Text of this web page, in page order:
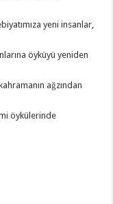
yeni insanlar,
öyküyü yeniden
ağzından
öykülerinde